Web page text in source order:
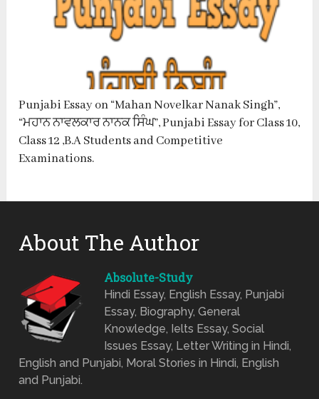
Punjabi Essay on “Mahan Novelkar Nanak Singh”,
“ਮਹਾਨ ਨਾਵਲਕਾਰ ਨਾਨਕ ਸਿੰਘ”, Punjabi Essay for Class 10,
Class 12 ,B.A Students and Competitive
Examinations.
About The Author
Absolute-Study
Hindi Essay, English Essay, Punjabi
Essay, Biography, General
Knowledge, Ielts Essay, Social
Issues Essay, Letter Writing in Hindi,
English and Punjabi, Moral Stories in Hindi, English
and Punjabi.